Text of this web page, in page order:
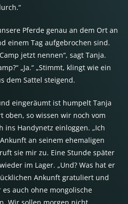
Pferde genau an dem Ort an
einem Tag aufgebrochen sind.
jetzt nennen“, sagt Tanja.
„Ja.“ „Stimmt, klingt wie ein
dem Sattel steigend.
eingeräumt ist humpelt Tanja
oben, so wissen wir noch vom
ins Handynetz einloggen. „Ich
an seinem ehemaligen
sie mir zu. Eine Stunde später
im Lager. „Und? Was hat er
Ankunft gratuliert und
auch ohne mongolische